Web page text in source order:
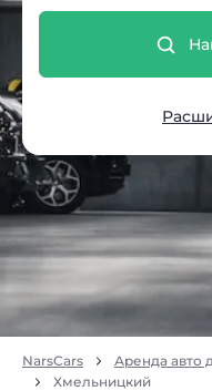
NarsCars
Аренда авто
Хмельницкий